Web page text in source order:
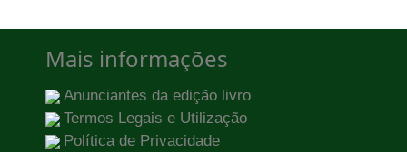
Mais informações
Anunciantes da edição livro
Termos Legais e Utilização
Política de Privacidade